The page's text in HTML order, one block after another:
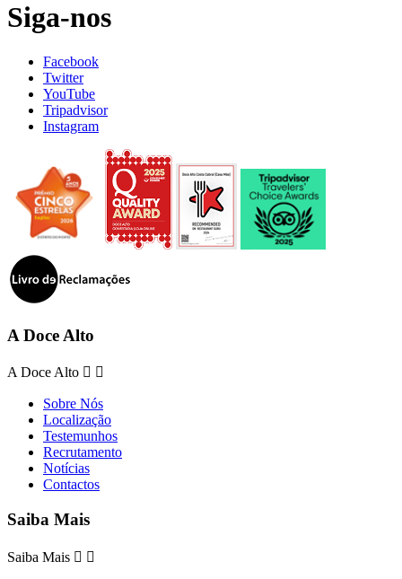
Siga-nos
Facebook
Twitter
YouTube
Tripadvisor
Instagram
A Doce Alto
A Doce Alto  
Sobre Nós
Localização
Testemunhos
Recrutamento
Notícias
Contactos
Saiba Mais
Saiba Mais  